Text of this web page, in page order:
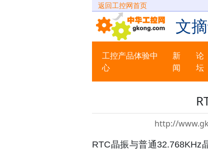
返回工控网首页
文
工控产品体验中
心
新
闻
论
坛
http://
RTC晶振与普通32.768KHz